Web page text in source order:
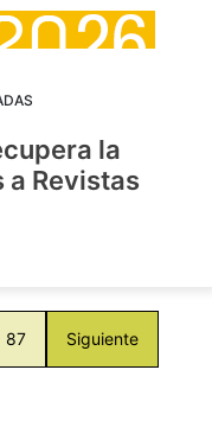
la
a Revistas
87 Siguiente